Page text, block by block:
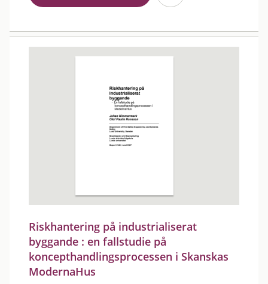
Riskhantering på industrialiserat
byggande : en fallstudie på
koncepthandlingsprocessen i Skanskas
ModernaHus